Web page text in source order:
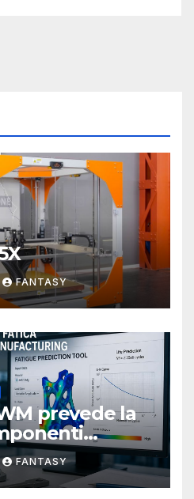
FANTASY
prevede la
in 3D
FANTASY